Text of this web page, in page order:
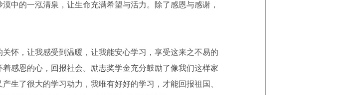
中的一泓清泉，让生命充满希望与活力。除了感恩与感谢，
，让我感受到温暖，让我能安心学习，享受这来之不易的
感恩的心，回报社会。励志奖学金充分鼓励了像我们这样家
生了很大的学习动力，我唯有好好的学习，才能回报祖国、